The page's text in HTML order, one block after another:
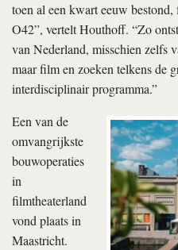
toen al een kwart eeuw bestond,
O42”, vertelt Houthoff. “Zo
van Nederland, misschien zelfs
maar film en zoeken telkens de
interdisciplinair programma.”
Een van de
omvangrijkste
bouwoperaties
in
filmtheaterland
vond plaats in
Maastricht.